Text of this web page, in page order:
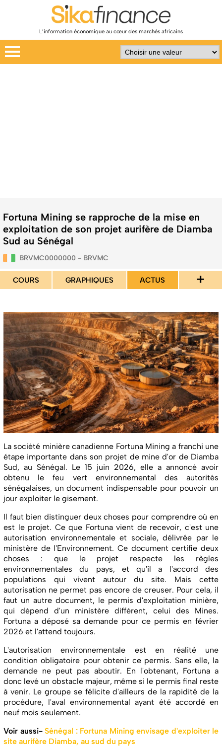
L’information économique au cœur des marchés africains
Fortuna Mining se rapproche de la mise en
exploitation de son projet aurifère de Diamba
Sud au Sénégal
BRVMC0000000 - BRVMC
COURS GRAPHIQUES ACTUS +
La société minière canadienne Fortuna Mining a franchi une
étape importante dans son projet de mine d'or de Diamba
Sud, au Sénégal. Le 15 juin 2026, elle a annoncé avoir
obtenu le feu vert environnemental des autorités
sénégalaises, un document indispensable pour pouvoir un
jour exploiter le gisement.
Il faut bien distinguer deux choses pour comprendre où en
est le projet. Ce que Fortuna vient de recevoir, c'est une
autorisation environnementale et sociale, délivrée par le
ministère de l'Environnement. Ce document certifie deux
choses : que le projet respecte les règles
environnementales du pays, et qu'il a l'accord des
populations qui vivent autour du site. Mais cette
autorisation ne permet pas encore de creuser. Pour cela, il
faut un autre document, le permis d'exploitation minière,
qui dépend d'un ministère différent, celui des Mines.
Fortuna a déposé sa demande pour ce permis en février
2026 et l'attend toujours.
L'autorisation environnementale est en réalité une
condition obligatoire pour obtenir ce permis. Sans elle, la
demande ne peut pas aboutir. En l'obtenant, Fortuna a
donc levé un obstacle majeur, même si le permis final reste
à venir. Le groupe se félicite d'ailleurs de la rapidité de la
procédure, l'aval environnemental ayant été accordé en
neuf mois seulement.
Voir aussi- Sénégal : Fortuna Mining envisage d'exploiter le
site aurifère Diamba, au sud du pays